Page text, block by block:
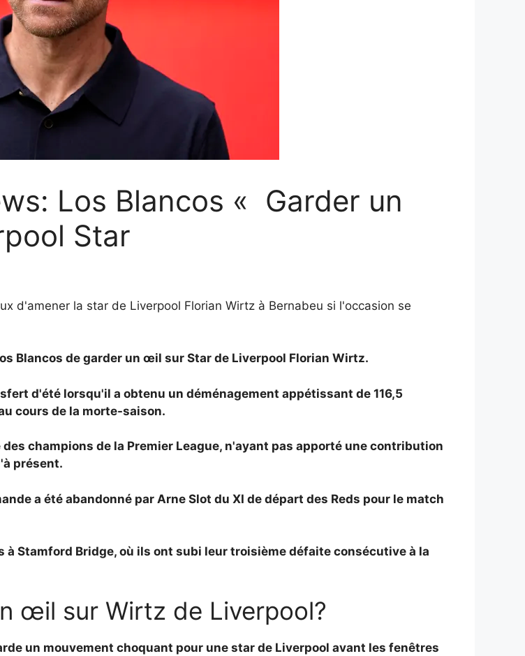
Los Blancos « Garder un
Star
d'amener la star de Liverpool Florian Wirtz à Bernabeu si l'occasion se
Blancos de garder un œil sur Star de Liverpool Florian Wirtz.
d'été lorsqu'il a obtenu un déménagement appétissant de 116,5
cours de la morte-saison.
champions de la Premier League, n'ayant pas apporté une contribution
présent.
a été abandonné par Arne Slot du XI de départ des Reds pour le match
Stamford Bridge, où ils ont subi leur troisième défaite consécutive à la
œil sur Wirtz de Liverpool?
un mouvement choquant pour une star de Liverpool avant les fenêtres